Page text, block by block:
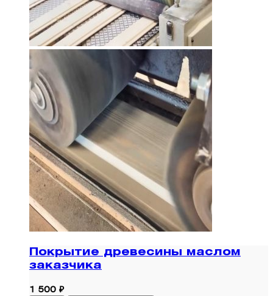
Покрытие древесины маслом
заказчика
1 500 ₽